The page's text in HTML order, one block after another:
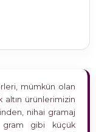
mümkün olan
altın ürünlerimizin
nihai gramaj
gram gibi küçük